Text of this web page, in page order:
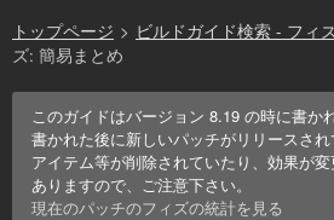
トップページ > ビルドガイド検索 - フィ
ズ: 簡易まとめ
このガイドはバージョン8.19 の時に書か
書かれた後に新しいパッチがリリースされ
アイテム等が削除されていたり、効果が
ありますので、ご注意下さい。
現在のパッチのフィズの統計を見る